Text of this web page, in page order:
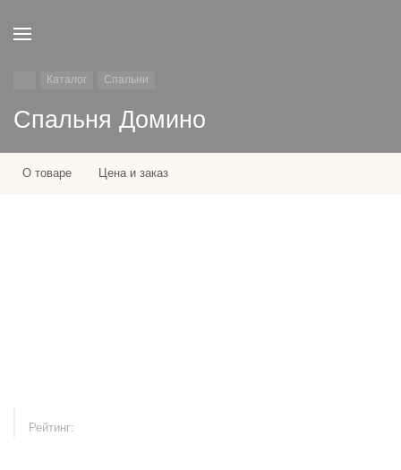
Каталог Спальни
Спальня Домино
О товаре Цена и заказ
Рейтинг: